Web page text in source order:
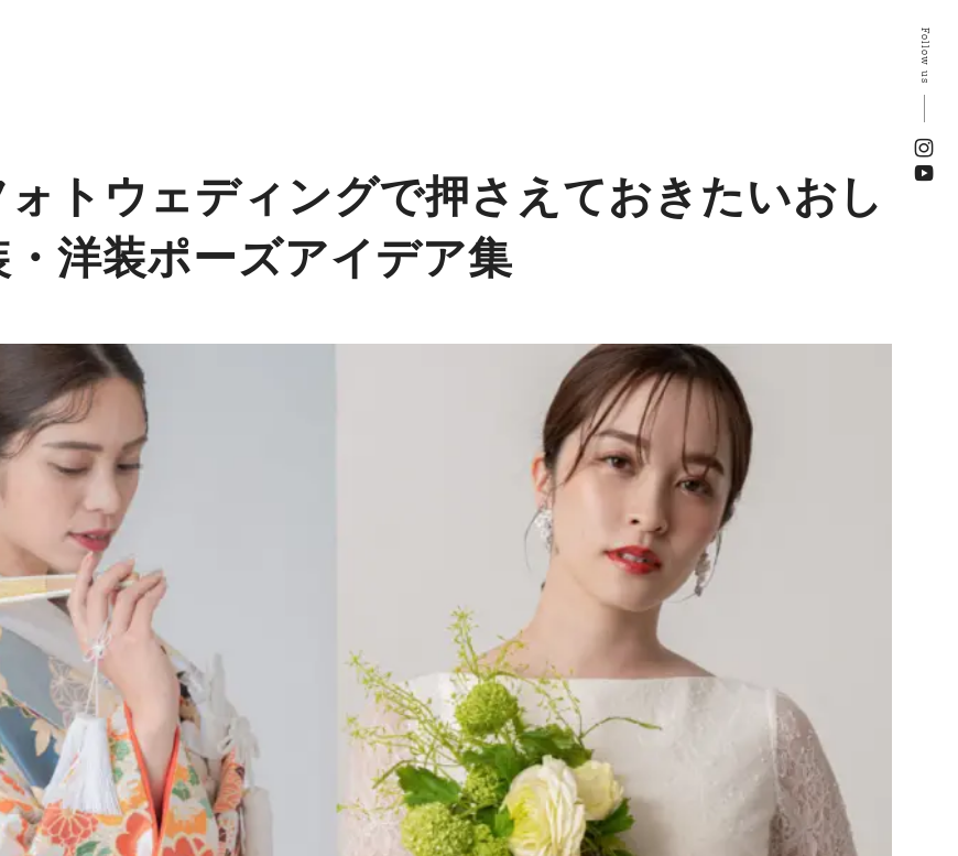
トウェディングで押さえておきたいおし
洋装ポーズアイデア集
Follow us